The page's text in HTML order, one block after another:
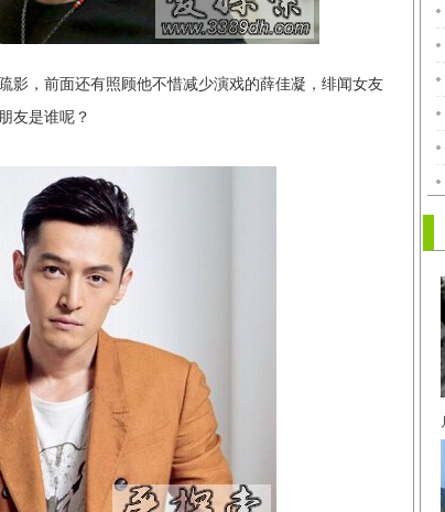
影，前面还有照顾他不惜减少演戏的薛佳凝，绯闻女友
友是谁呢？